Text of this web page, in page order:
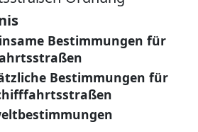
Bestimmungen für
Bestimmungen für